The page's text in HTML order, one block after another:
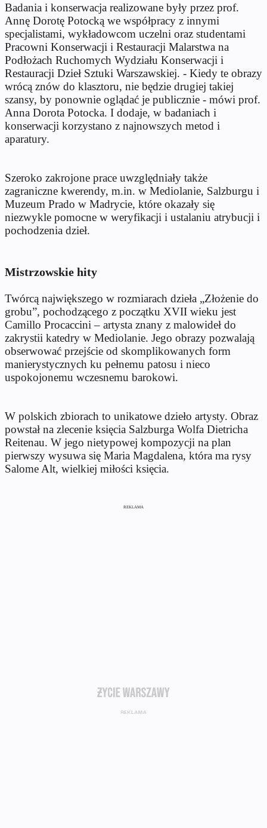
Badania i konserwacja realizowane były przez prof.
Annę Dorotę Potocką we współpracy z innymi
specjalistami, wykładowcom uczelni oraz studentami
Pracowni Konserwacji i Restauracji Malarstwa na
Podłożach Ruchomych Wydziału Konserwacji i
Restauracji Dzieł Sztuki Warszawskiej. - Kiedy te obrazy
wrócą znów do klasztoru, nie będzie drugiej takiej
szansy, by ponownie oglądać je publicznie - mówi prof.
Anna Dorota Potocka. I dodaje, w badaniach i
konserwacji korzystano z najnowszych metod i
aparatury.
Szeroko zakrojone prace uwzględniały także
zagraniczne kwerendy, m.in. w Mediolanie, Salzburgu i
Muzeum Prado w Madrycie, które okazały się
niezwykle pomocne w weryfikacji i ustalaniu atrybucji i
pochodzenia dzieł.
Mistrzowskie hity
Twórcą największego w rozmiarach dzieła „Złożenie do
grobu”, pochodzącego z początku XVII wieku jest
Camillo Procaccini – artysta znany z malowideł do
zakrystii katedry w Mediolanie. Jego obrazy pozwalają
obserwować przejście od skomplikowanych form
manierystycznych ku pełnemu patosu i nieco
uspokojonemu wczesnemu barokowi.
W polskich zbiorach to unikatowe dzieło artysty. Obraz
powstał na zlecenie księcia Salzburga Wolfa Dietricha
Reitenau. W jego nietypowej kompozycji na plan
pierwszy wysuwa się Maria Magdalena, która ma rysy
Salome Alt, wielkiej miłości księcia.
REKLAMA